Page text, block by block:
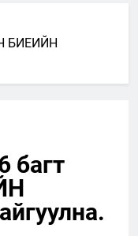
БИЕИЙН
багт